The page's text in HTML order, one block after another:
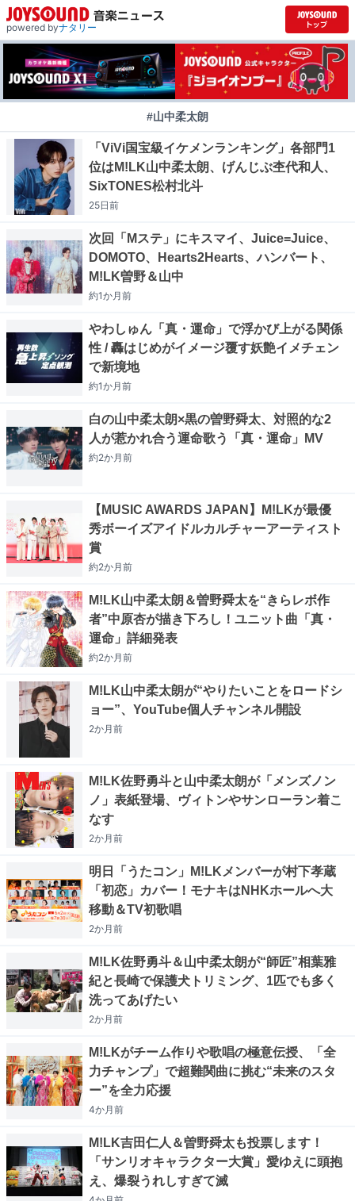
powered byナタリー
#山中柔太朗
「ViVi国宝級イケメンランキング」各部門1
位はM!LK山中柔太朗、げんじぶ杢代和人、
SixTONES松村北斗
25日前
次回「Mステ」にキスマイ、Juice=Juice、
DOMOTO、Hearts2Hearts、ハンバート、
M!LK曽野＆山中
約1か月前
やわしゅん「真・運命」で浮かび上がる関係
性 / 轟はじめがイメージ覆す妖艶イメチェン
で新境地
約1か月前
白の山中柔太朗×黒の曽野舜太、対照的な2
人が惹かれ合う運命歌う「真・運命」MV
約2か月前
【MUSIC AWARDS JAPAN】M!LKが最優
秀ボーイズアイドルカルチャーアーティスト
賞
約2か月前
M!LK山中柔太朗＆曽野舜太を“きらレボ作
者”中原杏が描き下ろし！ユニット曲「真・
運命」詳細発表
約2か月前
M!LK山中柔太朗が“やりたいことをロードシ
ョー”、YouTube個人チャンネル開設
2か月前
M!LK佐野勇斗と山中柔太朗が「メンズノン
ノ」表紙登場、ヴィトンやサンローラン着こ
なす
2か月前
明日「うたコン」M!LKメンバーが村下孝蔵
「初恋」カバー！モナキはNHKホールへ大
移動＆TV初歌唱
2か月前
M!LK佐野勇斗＆山中柔太朗が“師匠”相葉雅
紀と長崎で保護犬トリミング、1匹でも多く
洗ってあげたい
2か月前
M!LKがチーム作りや歌唱の極意伝授、「全
力チャンプ」で超難関曲に挑む“未来のスタ
ー”を全力応援
4か月前
M!LK吉田仁人＆曽野舜太も投票します！
「サンリオキャラクター大賞」愛ゆえに頭抱
え、爆裂うれしすぎて滅